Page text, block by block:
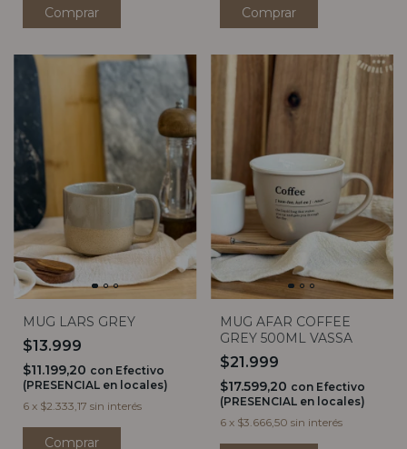
MUG LARS GREY
$13.999
$11.199,20 con Efectivo
(PRESENCIAL en locales)
6 x $2.333,17 sin interés
MUG AFAR COFFEE
GREY 500ML VASSA
$21.999
$17.599,20 con Efectivo
(PRESENCIAL en locales)
6 x $3.666,50 sin interés